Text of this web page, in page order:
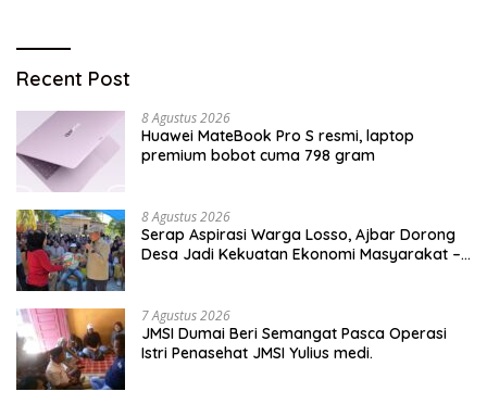
Recent Post
8 Agustus 2026
Huawei MateBook Pro S resmi, laptop
premium bobot cuma 798 gram
8 Agustus 2026
Serap Aspirasi Warga Losso, Ajbar Dorong
Desa Jadi Kekuatan Ekonomi Masyarakat –
7 Agustus 2026
JMSI Dumai Beri Semangat Pasca Operasi
Istri Penasehat JMSI Yulius medi.